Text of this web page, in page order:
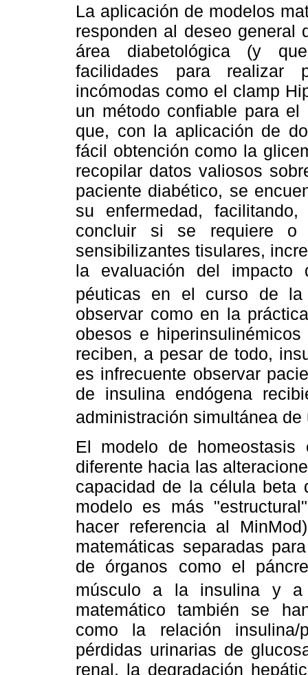
La aplicación de modelos
responden al deseo general
área diabetológica (y
facilidades para realizar
incómodas como el clamp
un método confiable para
que, con la aplicación de
fácil obtención como la
recopilar datos valiosos
paciente diabético, se
su enfermedad,
concluir si se requiere
sensibilizantes tisulares,
la evaluación del impacto
péuticas en el curso de la
observar como en la
obesos e
reciben, a pesar de todo,
es infrecuente observar
de insulina endógena
administración simultánea
El modelo de homeostasis
diferente hacia las
capacidad de la célula beta
modelo es más
hacer referencia al
matemáticas separadas
de órganos como el
músculo a la insulina y a
matemático también se
como la relación insulina/
pérdidas urinarias de
renal, la degradación